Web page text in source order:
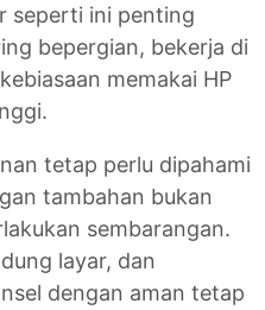
seperti ini penting
bepergian, bekerja di
memakai HP
tetap perlu dipahami
tambahan bukan
sembarangan.
layar, dan
dengan aman tetap